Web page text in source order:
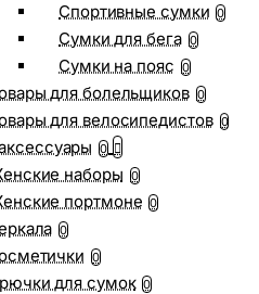
Спортивные сумки 0
Сумки для бега 0
Сумки на пояс 0
для болельщиков 0
для велосипедистов 0
0
наборы 0
портмоне 0
0
0
для сумок 0